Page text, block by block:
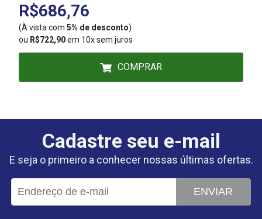
R$686,76
(À vista com 5% de desconto)
ou R$722,90em 10x sem juros
COMPRAR
Cadastre seu e-mail
E seja o primeiro a conhecer nossas últimas ofertas.
ENVIAR